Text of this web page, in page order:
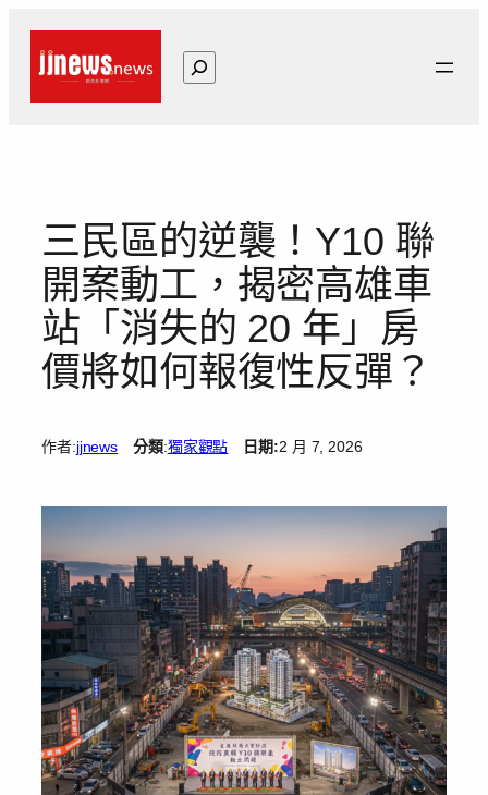
搜
尋
三民區的逆襲！Y10 聯
開案動工，揭密高雄車
站「消失的 20 年」房
價將如何報復性反彈？
作者:jjnews 分類:獨家觀點 日期:2 月 7, 2026